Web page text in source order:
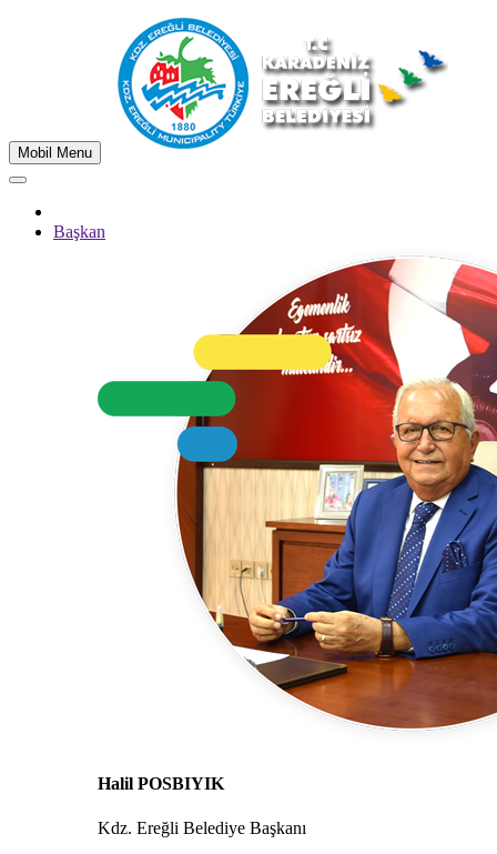
Mobil Menu
Başkan
Halil POSBIYIK
Kdz. Ereğli Belediye Başkanı